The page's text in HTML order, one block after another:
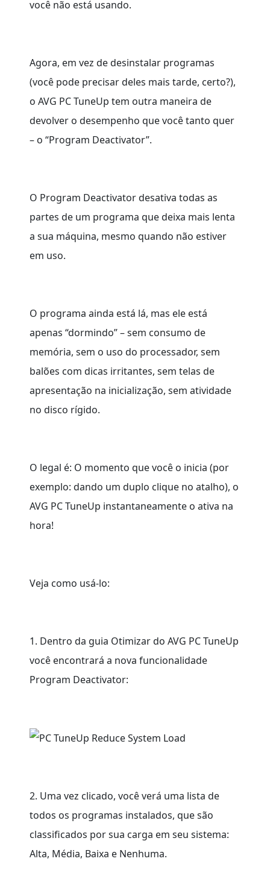
você não está usando.
Agora, em vez de desinstalar programas
(você pode precisar deles mais tarde, certo?),
o AVG PC TuneUp tem outra maneira de
devolver o desempenho que você tanto quer
– o “Program Deactivator”.
O Program Deactivator desativa todas as
partes de um programa que deixa mais lenta
a sua máquina, mesmo quando não estiver
em uso.
O programa ainda está lá, mas ele está
apenas “dormindo” – sem consumo de
memória, sem o uso do processador, sem
balões com dicas irritantes, sem telas de
apresentação na inicialização, sem atividade
no disco rígido.
O legal é: O momento que você o inicia (por
exemplo: dando um duplo clique no atalho), o
AVG PC TuneUp instantaneamente o ativa na
hora!
Veja como usá-lo:
1. Dentro da guia Otimizar do AVG PC TuneUp
você encontrará a nova funcionalidade
Program Deactivator:
2. Uma vez clicado, você verá uma lista de
todos os programas instalados, que são
classificados por sua carga em seu sistema:
Alta, Média, Baixa e Nenhuma.